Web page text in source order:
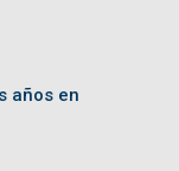
años en